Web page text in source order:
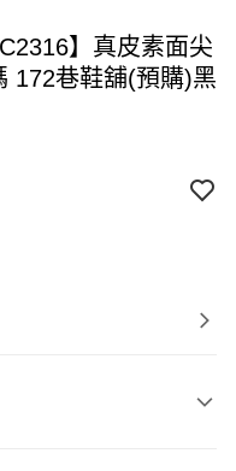
】真皮素面尖
172巷鞋舖(預購)黑